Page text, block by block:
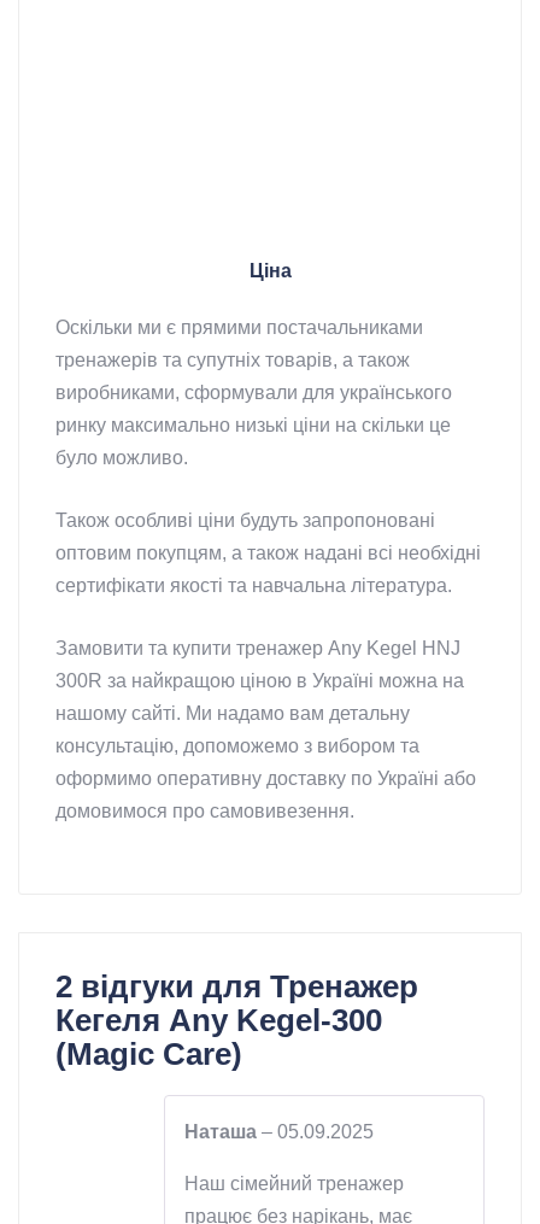
Ціна
Оскільки ми є прямими постачальниками
тренажерів та супутніх товарів, а також
виробниками, сформували для українського
ринку максимально низькі ціни на скільки це
було можливо.
Також особливі ціни будуть запропоновані
оптовим покупцям, а також надані всі необхідні
сертифікати якості та навчальна література.
Замовити та купити тренажер Any Kegel HNJ
300R за найкращою ціною в Україні можна на
нашому сайті. Ми надамо вам детальну
консультацію, допоможемо з вибором та
оформимо оперативну доставку по Україні або
домовимося про самовивезення.
2 відгуки для Тренажер
Кегеля Any Kegel-300
(Magic Care)
Наташа – 05.09.2025
Наш сімейний тренажер
працює без нарікань, має